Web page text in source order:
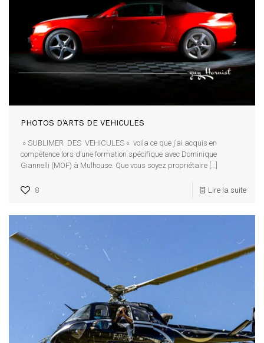
PHOTOS D’ARTS DE VEHICULES
» SUBLIMER DES VEHICULES « voila ce que j’ai acquis en
compétence lors d’une formation spécifique avec Dominique
Giannelli (MOF) à Mulhouse. Que vous soyez propriétaire […]
8 Lire la suite